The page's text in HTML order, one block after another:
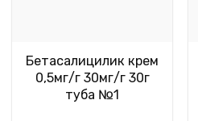
Бетасалицилик крем
0,5мг/г 30мг/г 30г
туба №1